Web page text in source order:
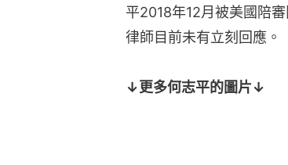
平2018年12月被美國陪
律師目前未有立刻回應。
↓更多何志平的圖片↓